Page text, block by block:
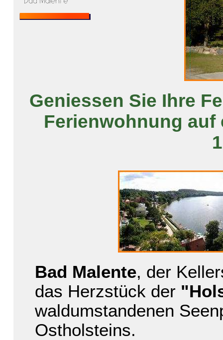
Geniessen Sie Ihre
Ferienwohnung auf
Bad Malente, der
das Herzstück der
waldumstandenen
Ostholsteins.